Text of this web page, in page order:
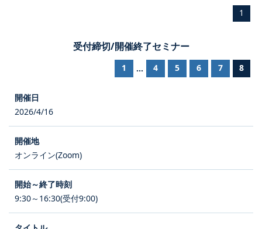
1
受付締切/開催終了セミナー
1 ... 4 5 6 7 8
2026/4/16
オンライン(Zoom)
9:30～16:30(受付9:00)